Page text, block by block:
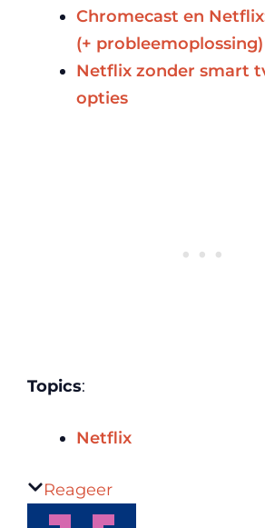
Chromecast en
(+ probleemoplossing)
Netflix zonder smart
opties
Topics:
Netflix
Reageer